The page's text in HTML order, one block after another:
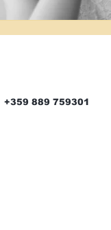
+359 889 759301